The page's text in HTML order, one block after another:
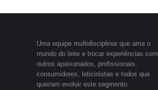
Uma equipe multidisciplinar que ama o
mundo do leite e trocar experiências com
outros apaixonados, profissionais,
consumidores, laticinistas e todos que
queiram evoluir este segmento.